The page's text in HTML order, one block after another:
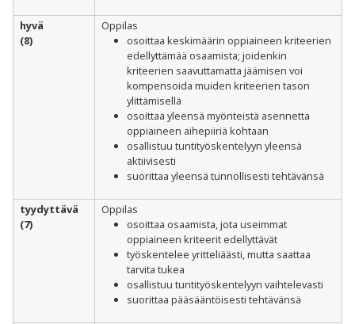
hyvä
(8)
Oppilas
osoittaa keskimäärin oppiaineen kriteerien
edellyttämää osaamista; joidenkin
kriteerien saavuttamatta jäämisen voi
kompensoida muiden kriteerien tason
ylittämisellä
osoittaa yleensä myönteistä asennetta
oppiaineen aihepiiriä kohtaan
osallistuu tuntityöskentelyyn yleensä
aktiivisesti
suorittaa yleensä tunnollisesti tehtävänsä
tyydyttävä
(7)
Oppilas
osoittaa osaamista, jota useimmat
oppiaineen kriteerit edellyttävät
työskentelee yritteliäästi, mutta saattaa
tarvita tukea
osallistuu tuntityöskentelyyn vaihtelevasti
suorittaa pääsääntöisesti tehtävänsä